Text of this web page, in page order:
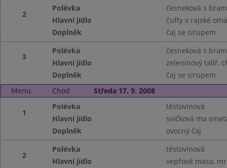
2
Polévka
česneková s
Hlavní jídlo
čufty v rajské
Doplněk
čaj se sirupem
3
Polévka
česneková s
Hlavní jídlo
zeleninový talíř,
Doplněk
čaj se sirupem
Menu
Chod Středa 17. 9. 2008
1
Polévka
těstovinová
Hlavní jídlo
svíčková ma
Doplněk
ovocný čaj
2
Polévka
těstovinová
Hlavní jídlo
vepřové maso,